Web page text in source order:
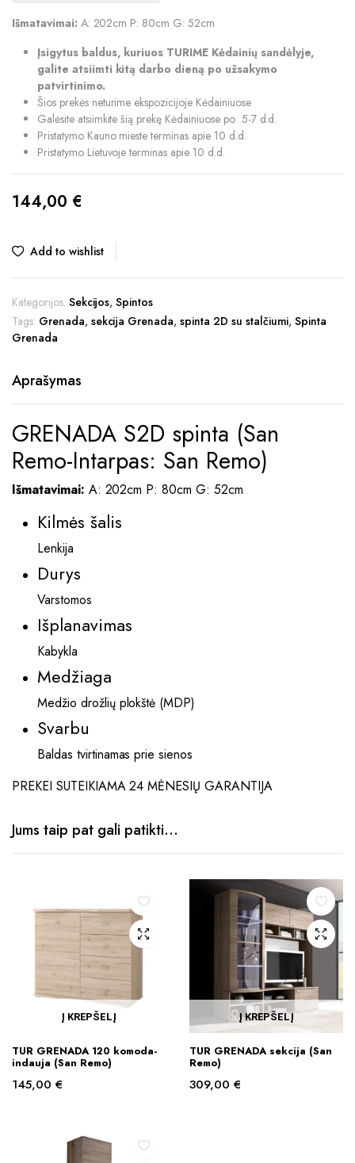
Išmatavimai: A: 202cm P: 80cm G: 52cm
Įsigytus baldus, kuriuos TURIME Kėdainių sandėlyje,
galite atsiimti kitą darbo dieną po užsakymo
patvirtinimo.
Šios prekės neturime ekspozicijoje Kėdainiuose
Galėsite atsiimkite šią prekę Kėdainiuose po 5-7 d.d.
Pristatymo Kauno mieste terminas apie 10 d.d.
Pristatymo Lietuvoje terminas apie 10 d.d.
144,00 €
Add to wishlist
Kategorijos: Sekcijos,Spintos
Tags: Grenada, sekcija Grenada,spinta 2D su stalčiumi,Spinta
Grenada
Aprašymas
GRENADA S2D spinta (San
Remo-Intarpas: San Remo)
Išmatavimai: A: 202cm P: 80cm G: 52cm
Kilmės šalis
Lenkija
Durys
Varstomos
Išplanavimas
Kabykla
Medžiaga
Medžio drožlių plokštė (MDP)
Svarbu
Baldas tvirtinamas prie sienos
PREKEI SUTEIKIAMA 24 MĖNESIŲ GARANTIJA
Jums taip pat gali patikti…
Į KREPŠELĮ
TUR GRENADA 120 komoda-
indauja (San Remo)
145,00 €
Į KREPŠELĮ
TUR GRENADA sekcija (San
Remo)
309,00 €